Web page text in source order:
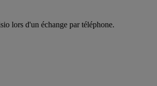
lors d'un échange par téléphone.